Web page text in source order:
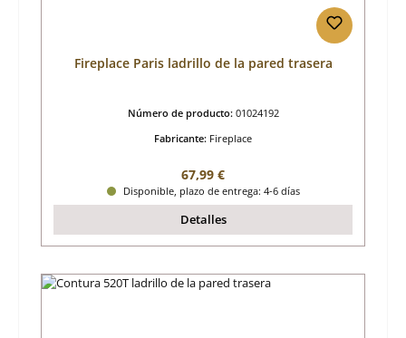
Fireplace Paris ladrillo de la pared trasera
Número de producto: 01024192
Fabricante: Fireplace
Precio normal:
67,99 €
Disponible, plazo de entrega: 4-6 días
Detalles